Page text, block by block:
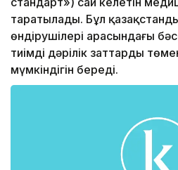
таратылады. Бұл
өндірушілері арасындағы
тиімді дәрілік заттарды
мүмкіндігін береді.